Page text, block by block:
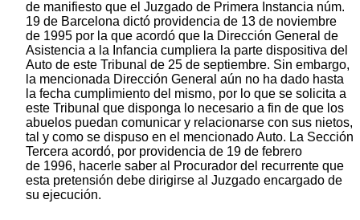
de manifiesto que el Juzgado de Primera Instancia núm.
19 de Barcelona dictó providencia de 13 de noviembre
de 1995 por la que acordó que la Dirección General de
Asistencia a la Infancia cumpliera la parte dispositiva del
Auto de este Tribunal de 25 de septiembre. Sin embargo,
la mencionada Dirección General aún no ha dado hasta
la fecha cumplimiento del mismo, por lo que se solicita a
este Tribunal que disponga lo necesario a fin de que los
abuelos puedan comunicar y relacionarse con sus nietos,
tal y como se dispuso en el mencionado Auto. La Sección
Tercera acordó, por providencia de 19 de febrero
de 1996, hacerle saber al Procurador del recurrente que
esta pretensión debe dirigirse al Juzgado encargado de
su ejecución.